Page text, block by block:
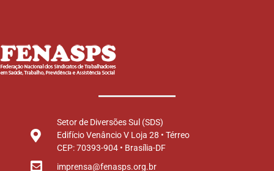
(61) 3226-7215
Principal
Institucional
História
Diretoria